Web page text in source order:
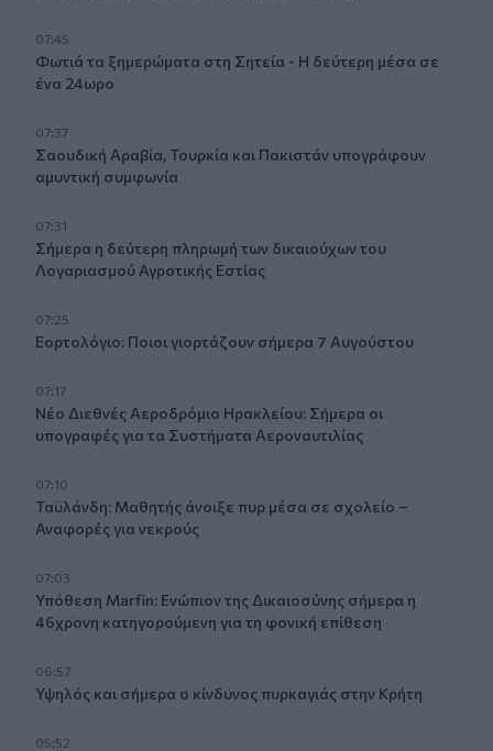
07:45
Φωτιά τα ξημερώματα στη Σητεία - Η δεύτερη μέσα σε
ένα 24ωρο
07:37
Σαουδική Αραβία, Τουρκία και Πακιστάν υπογράφουν
αμυντική συμφωνία
07:31
Σήμερα η δεύτερη πληρωμή των δικαιούχων του
Λογαριασμού Αγροτικής Εστίας
07:25
Εορτολόγιο: Ποιοι γιορτάζουν σήμερα 7 Αυγούστου
07:17
Νέο Διεθνές Αεροδρόμιο Ηρακλείου: Σήμερα οι
υπογραφές για τα Συστήματα Αεροναυτιλίας
07:10
Ταϋλάνδη: Μαθητής άνοιξε πυρ μέσα σε σχολείο –
Αναφορές για νεκρούς
07:03
Υπόθεση Marfin: Ενώπιον της Δικαιοσύνης σήμερα η
46χρονη κατηγορούμενη για τη φονική επίθεση
06:57
Υψηλός και σήμερα ο κίνδυνος πυρκαγιάς στην Κρήτη
05:52